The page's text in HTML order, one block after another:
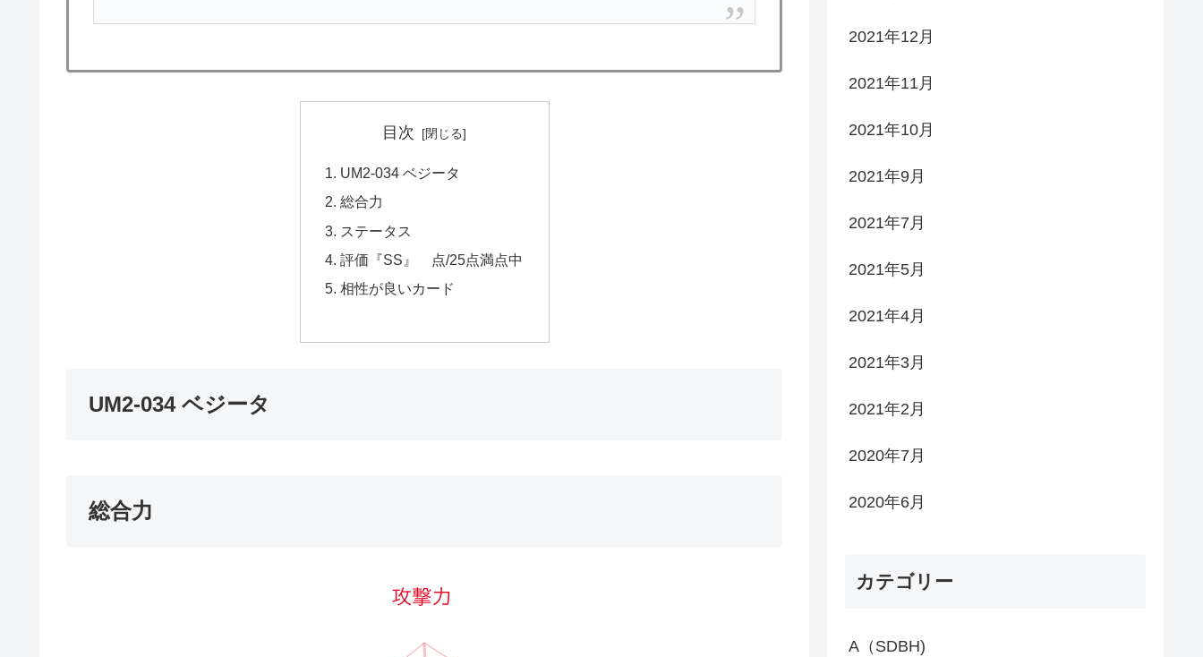
目次
UM2-034 ベジータ
総合力
ステータス
評価『SS』 点/25点満点中
相性が良いカード
UM2-034 ベジータ
総合力
2021年12月
2021年11月
2021年10月
2021年9月
2021年7月
2021年5月
2021年4月
2021年3月
2021年2月
2020年7月
2020年6月
カテゴリー
A（SDBH)